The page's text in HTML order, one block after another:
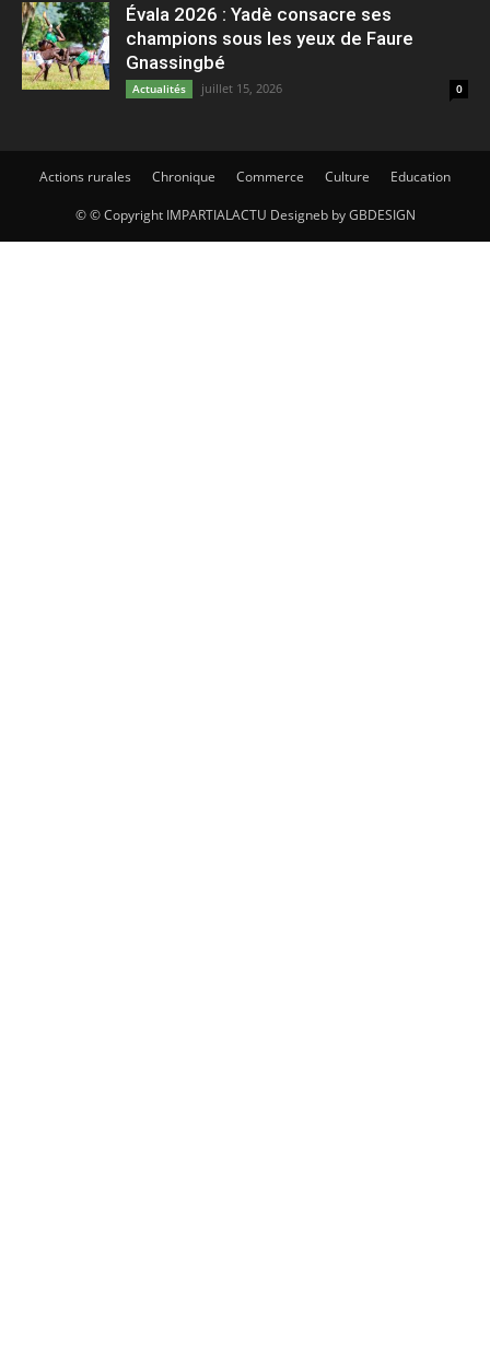
Évala 2026 : Yadè consacre ses
champions sous les yeux de Faure
Gnassingbé
Actualités juillet 15, 2026 0
Actions rurales Chronique Commerce Culture Education
© © Copyright IMPARTIALACTU Designeb by GBDESIGN